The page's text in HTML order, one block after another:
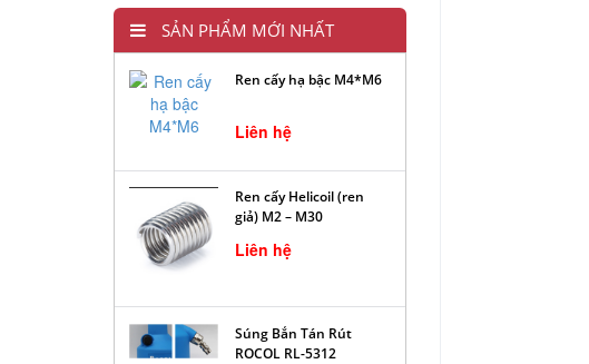
SẢN PHẨM MỚI NHẤT
Ren cấy hạ bậc M4*M6
Liên hệ
Ren cấy Helicoil (ren
giả) M2 – M30
Liên hệ
Súng Bắn Tán Rút
ROCOL RL-5312